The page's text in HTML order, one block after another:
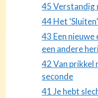
45 Verstandig
44 Het
43 Een
een andere
42 Van prikkel
seconde
41 Je hebt